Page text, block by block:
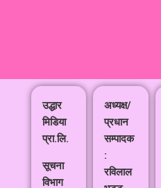
उद्धार
मिडिया
प्रा.लि.
सूचना
विभाग
अध्यक्ष/
प्रधान
सम्पादक
:
रविलाल